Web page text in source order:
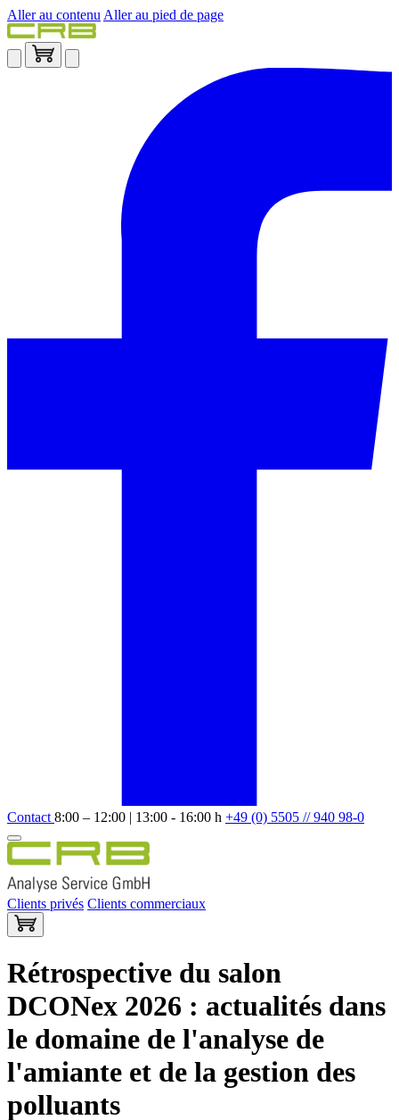
Aller au contenu Aller au pied de page
Contact 8:00 – 12:00 | 13:00 - 16:00 h +49 (0) 5505 // 940 98-0
Clients privés Clients commerciaux
Rétrospective du salon
DCONex 2026 : actualités dans
le domaine de l'analyse de
l'amiante et de la gestion des
polluants